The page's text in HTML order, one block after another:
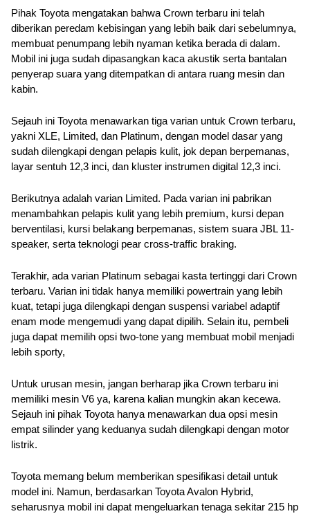
Pihak Toyota mengatakan bahwa Crown terbaru ini telah
diberikan peredam kebisingan yang lebih baik dari sebelumnya,
membuat penumpang lebih nyaman ketika berada di dalam.
Mobil ini juga sudah dipasangkan kaca akustik serta bantalan
penyerap suara yang ditempatkan di antara ruang mesin dan
kabin.
Sejauh ini Toyota menawarkan tiga varian untuk Crown terbaru,
yakni XLE, Limited, dan Platinum, dengan model dasar yang
sudah dilengkapi dengan pelapis kulit, jok depan berpemanas,
layar sentuh 12,3 inci, dan kluster instrumen digital 12,3 inci.
Berikutnya adalah varian Limited. Pada varian ini pabrikan
menambahkan pelapis kulit yang lebih premium, kursi depan
berventilasi, kursi belakang berpemanas, sistem suara JBL 11-
speaker, serta teknologi pear cross-traffic braking.
Terakhir, ada varian Platinum sebagai kasta tertinggi dari Crown
terbaru. Varian ini tidak hanya memiliki powertrain yang lebih
kuat, tetapi juga dilengkapi dengan suspensi variabel adaptif
enam mode mengemudi yang dapat dipilih. Selain itu, pembeli
juga dapat memilih opsi two-tone yang membuat mobil menjadi
lebih sporty,
Untuk urusan mesin, jangan berharap jika Crown terbaru ini
memiliki mesin V6 ya, karena kalian mungkin akan kecewa.
Sejauh ini pihak Toyota hanya menawarkan dua opsi mesin
empat silinder yang keduanya sudah dilengkapi dengan motor
listrik.
Toyota memang belum memberikan spesifikasi detail untuk
model ini. Namun, berdasarkan Toyota Avalon Hybrid,
seharusnya mobil ini dapat mengeluarkan tenaga sekitar 215 hp